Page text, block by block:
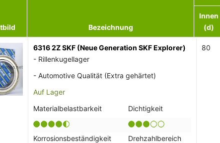
Bezeichnung
Innen
(d)
6316 2Z SKF (Neue Generation SKF Explorer)
- Rillenkugellager
- Automotive Qualität (Extra gehärtet)
Auf Lager
Materialbelastbarkeit
Dichtigkeit
Korrosionsbeständigkeit Drehzahlbereich
80